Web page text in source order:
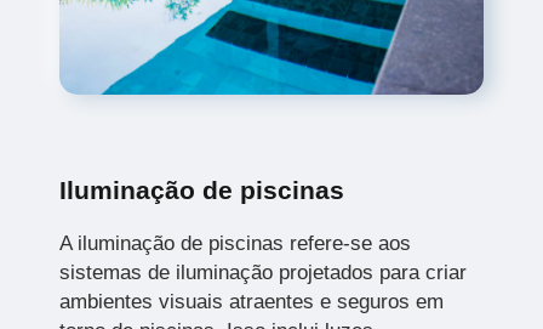
Iluminação de piscinas
A iluminação de piscinas refere-se aos
sistemas de iluminação projetados para criar
ambientes visuais atraentes e seguros em